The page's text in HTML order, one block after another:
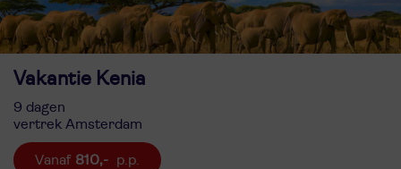
Vakantie Kenia
9 dagen
vertrek Amsterdam
810,-